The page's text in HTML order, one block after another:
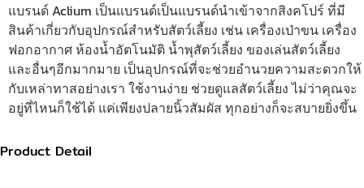
แบรนด์ Aclium เป็นแบรนด์เป็นแบรนด์นำเข้าจากสิงคโปร์ ที่มี
สินค้าเกี่ยวกับอุปกรณ์สำหรับสัตว์เลี้ยง เช่น เครื่องเป่าขน เครื่อง
ฟอกอากาศ ห้องน้ำอัตโนมัติ น้ำพุสัตว์เลี้ยง ของเล่นสัตว์เลี้ยง
และอื่นๆอีกมากมาย เป็นอุปกรณ์ที่จะช่วยอำนวยความสะดวกให้
กับเหล่าทาสอย่างเรา ใช้งานง่าย ช่วยดูแลสัตว์เลี้ยง ไม่ว่าคุณจะ
อยู่ที่ไหนก็ใช้ได้ แค่เพียงปลายนิ้วสัมผัส ทุกอย่างก็จะสบายยิ่งขึ้น
Product Detail